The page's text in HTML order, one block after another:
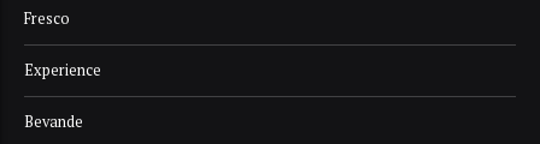
Fresco
Experience
Bevande